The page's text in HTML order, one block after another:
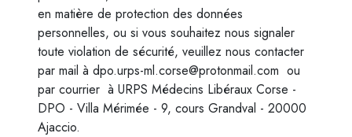
en matière de protection des données
personnelles, ou si vous souhaitez nous signaler
toute violation de sécurité, veuillez nous contacter
par mail à dpo.urps-ml.corse@protonmail.com ou
par courrier à URPS Médecins Libéraux Corse -
DPO - Villa Mérimée - 9, cours Grandval - 20000
Ajaccio.